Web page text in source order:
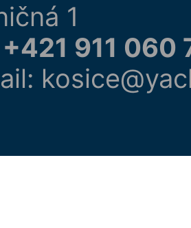
1
+421 911 060